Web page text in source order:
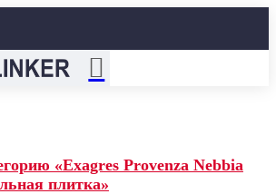
«Exagres Provenza Nebbia
плитка»